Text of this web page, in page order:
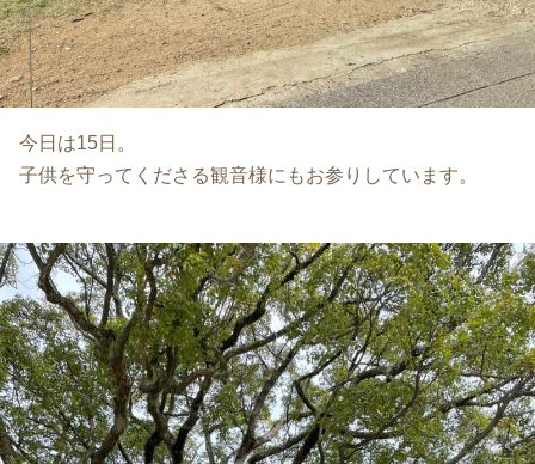
今日は15日。
子供を守ってくださる観音様にもお参りしています。